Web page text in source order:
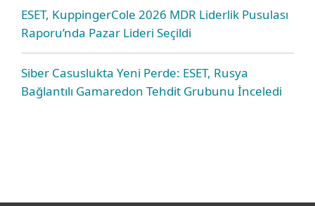
ESET, KuppingerCole 2026 MDR Liderlik Pusulası
Raporu’nda Pazar Lideri Seçildi
Siber Casuslukta Yeni Perde: ESET, Rusya
Bağlantılı Gamaredon Tehdit Grubunu İnceledi